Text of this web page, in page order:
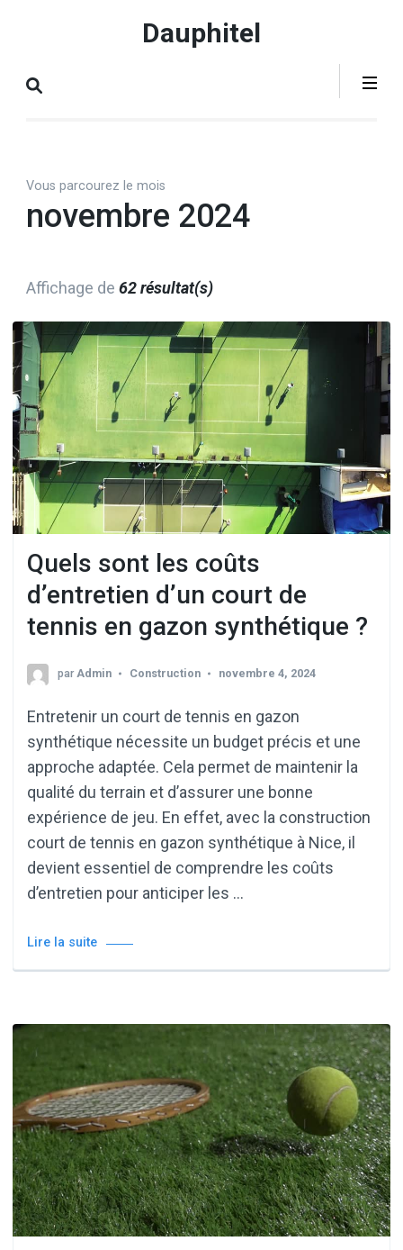
(Pressez
Dauphitel
Vous parcourez le mois
novembre 2024
Affichage de 62 résultat(s)
Quels sont les coûts
d’entretien d’un court de
tennis en gazon synthétique ?
parAdmin Construction novembre 4, 2024
Entretenir un court de tennis en gazon
synthétique nécessite un budget précis et une
approche adaptée. Cela permet de maintenir la
qualité du terrain et d’assurer une bonne
expérience de jeu. En effet, avec la construction
court de tennis en gazon synthétique à Nice, il
devient essentiel de comprendre les coûts
d’entretien pour anticiper les …
Lire la suite